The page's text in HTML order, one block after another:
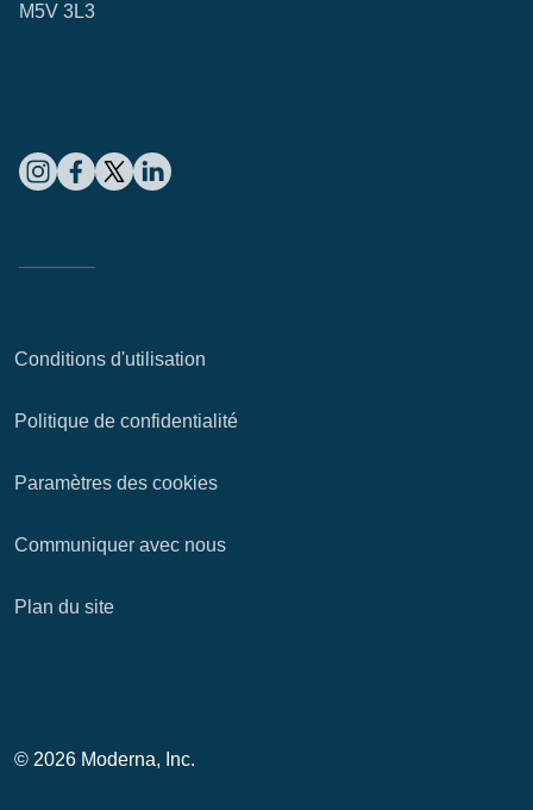
M5V 3L3
Conditions d'utilisation
Politique de confidentialité
Paramètres des cookies
Communiquer avec nous
Plan du site
© 2026 Moderna, Inc.